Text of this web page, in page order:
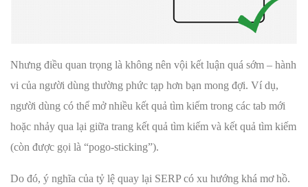
Nhưng điều quan trọng là không nên vội kết luận quá sớm – hành
vi của người dùng thường phức tạp hơn bạn mong đợi. Ví dụ,
người dùng có thể mở nhiều kết quả tìm kiếm trong các tab mới
hoặc nhảy qua lại giữa trang kết quả tìm kiếm và kết quả tìm kiếm
(còn được gọi là “pogo-sticking”).
Do đó, ý nghĩa của tỷ lệ quay lại SERP có xu hướng khá mơ hồ.